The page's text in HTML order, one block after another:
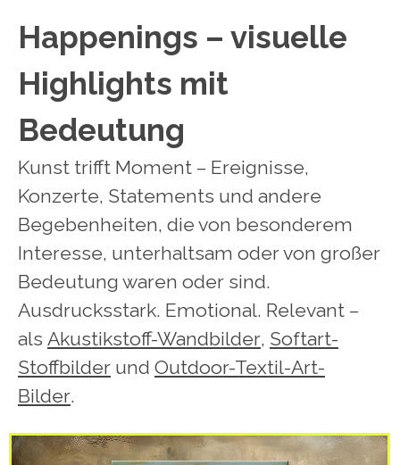
Happenings – visuelle
Highlights mit
Bedeutung
Kunst trifft Moment – Ereignisse,
Konzerte, Statements und andere
Begebenheiten, die von besonderem
Interesse, unterhaltsam oder von großer
Bedeutung waren oder sind.
Ausdrucksstark. Emotional. Relevant –
als Akustikstoff-Wandbilder, Softart-
Stoffbilder und Outdoor-Textil-Art-
Bilder.